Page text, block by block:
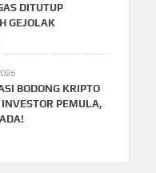
DITUTUP
GEJOLAK
BODONG KRIPTO
PEMULA,